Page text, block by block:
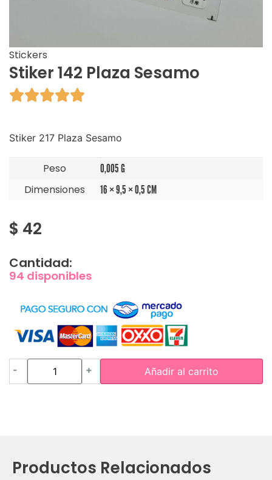
Stickers
Stiker 142 Plaza Sesamo

Stiker 217 Plaza Sesamo
Peso 0,005 G
Dimensiones 16 × 9,5 × 0,5 CM
$ 42
Cantidad:
94 disponibles
- + Añadir al carrito
Productos Relacionados